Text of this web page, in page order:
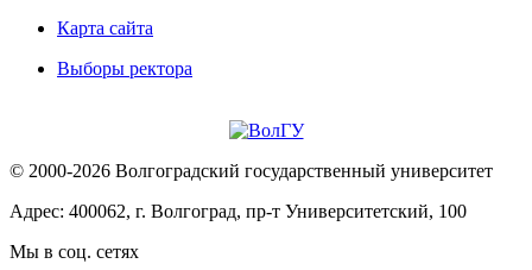
Карта сайта
Выборы ректора
© 2000-2026 Волгоградский государственный университет
Адрес: 400062, г. Волгоград, пр-т Университетский, 100
Мы в соц. сетях